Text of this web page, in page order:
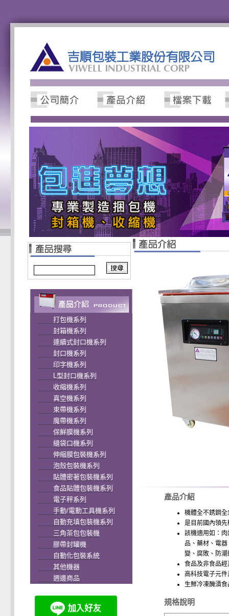
打包機系列
封箱機系列
連續式封口機系列
封口機系列
印字機系列
L型封口機系列
收縮機系列
真空機系列
束帶機系列
魔帶機系列
保鮮膜機系列
縫袋口機系列
伸縮膜包裝機系列
泡殼包裝機系列
貼體密著包裝機系列
食品貼體包裝機系列
電子秤系列
手動/電動工具機系列
自動充填包裝機系列
三角茶包包裝機
膠帶封罐機
自動化包裝系統
其他機器
週邊商品
產品介紹
機體全不銹鋼
是目前國內領
該機適用如：
品、藥材、電
變、腐敗、防
食品及非食品
高科技電子元
生鮮冷凍醃漬
規格說明